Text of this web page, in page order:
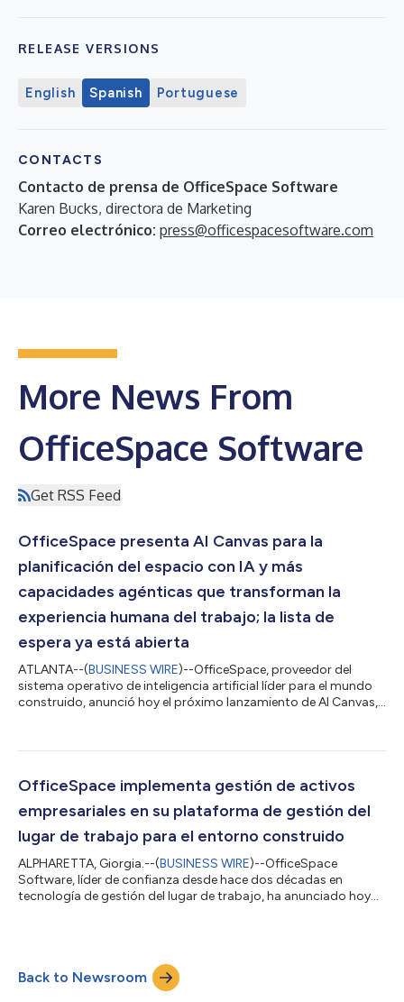
RELEASE VERSIONS
English Spanish Portuguese
CONTACTS
Contacto de prensa de OfficeSpace Software
Karen Bucks, directora de Marketing
Correo electrónico: press@officespacesoftware.com
More News From
OfficeSpace Software
Get RSS Feed
OfficeSpace presenta AI Canvas para la
planificación del espacio con IA y más
capacidades agénticas que transforman la
experiencia humana del trabajo; la lista de
espera ya está abierta
ATLANTA--(BUSINESS WIRE)--OfficeSpace, proveedor del
sistema operativo de inteligencia artificial líder para el mundo
construido, anunció hoy el próximo lanzamiento de AI Canvas,
gestión y experiencia de espacios de trabajo OfficeSpace. La
automáticamente diseños inteligentes y apilar planes al
instante, creando e iter...
OfficeSpace implementa gestión de activos
empresariales en su plataforma de gestión del
lugar de trabajo para el entorno construido
ALPHARETTA, Giorgia.--(BUSINESS WIRE)--OfficeSpace
Software, líder de confianza desde hace dos décadas en
tecnología de gestión del lugar de trabajo, ha anunciado hoy
OfficeSpace Assets, una solución de última generación para
gestionar los activos empresariales informáticos y del lugar de
trabajo. El producto se p...
Back to Newsroom